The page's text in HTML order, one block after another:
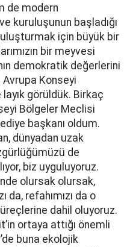
de modern
kuruluşunun başladığı
için büyük bir
bir meyvesi
demokratik değerlerini
Avrupa Konseyi
layık görüldük. Birkaç
Bölgeler Meclisi
başkanı oldum.
dünyadan uzak
de
biz uyguluyoruz.
olursak olursak,
da, refahımızı da o
dahil oluyoruz.
ortaya attığı önemli
buna ekolojik